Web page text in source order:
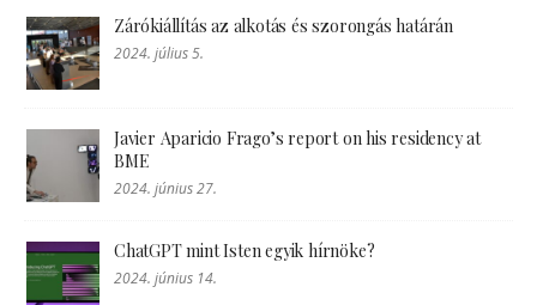
Zárókiállítás az alkotás és szorongás határán
2024. július 5.
Javier Aparicio Frago’s report on his residency at
BME
2024. június 27.
ChatGPT mint Isten egyik hírnöke?
2024. június 14.